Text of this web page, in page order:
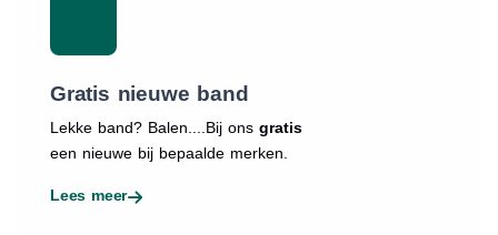
Gratis nieuwe band
Lekke band? Balen....Bij ons gratis
een nieuwe bij bepaalde merken.
Lees meer